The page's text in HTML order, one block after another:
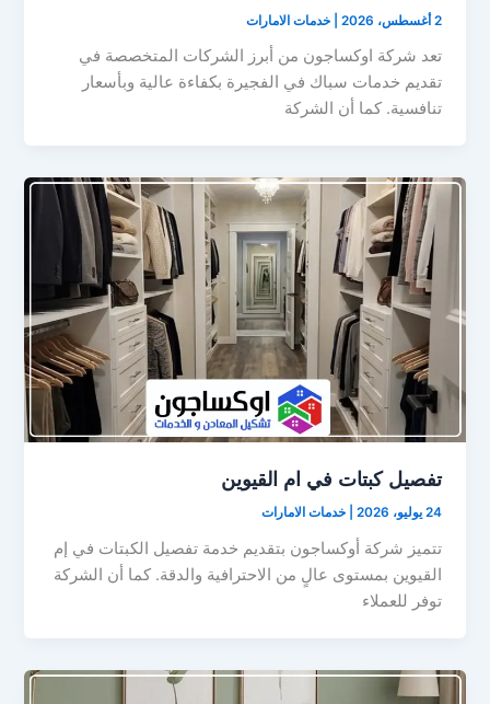
2 أغسطس، 2026 |خدمات الامارات
تعد شركة اوكساجون من أبرز الشركات المتخصصة في
تقديم خدمات سباك في الفجيرة بكفاءة عالية وبأسعار
تنافسية. كما أن الشركة
تفصيل كبتات في ام القيوين
24 يوليو، 2026 |خدمات الامارات
تتميز شركة أوكساجون بتقديم خدمة تفصيل الكبتات في إم
القيوين بمستوى عالٍ من الاحترافية والدقة. كما أن الشركة
توفر للعملاء